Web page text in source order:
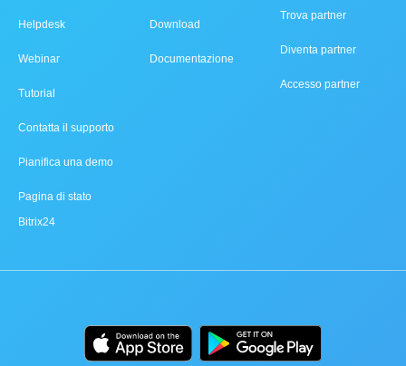
Helpdesk
Webinar
Tutorial
Contatta il supporto
Pianifica una demo
Pagina di stato
Bitrix24
Download
Documentazione
Trova partner
Diventa partner
Accesso partner